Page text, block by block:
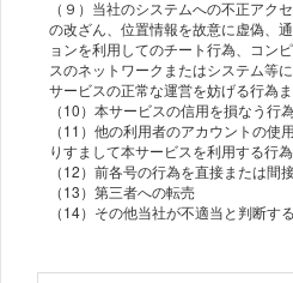
（９）当社のシステムへの不正アク
の改ざん、位置情報を故意に虚偽、
ョンを利⽤してのチート⾏為、コン
スのネットワークまたはシステム等
サービスの正常な運営を妨げる⾏為
（10）本サービスの信⽤を損なう⾏
（11）他の利⽤者のアカウントの使
りすまして本サービスを利⽤する⾏為
（12）前各号の⾏為を直接または
（13）第三者への転売